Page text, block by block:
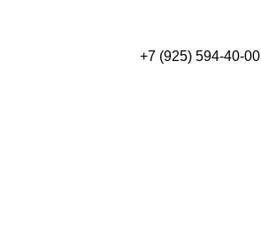
+7 (925) 594-40-00